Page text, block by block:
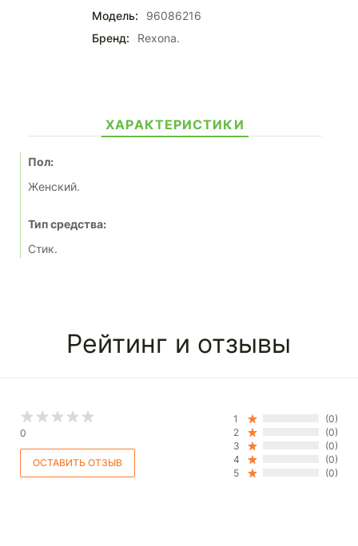
Модель:
96086216
Бренд:
Rexona.
ХАРАКТЕРИСТИКИ
Пол:
Женский.
Тип средства:
Стик.
Рейтинг и отзывы
0
1
(0)
2
(0)
3
(0)
4
(0)
5
(0)